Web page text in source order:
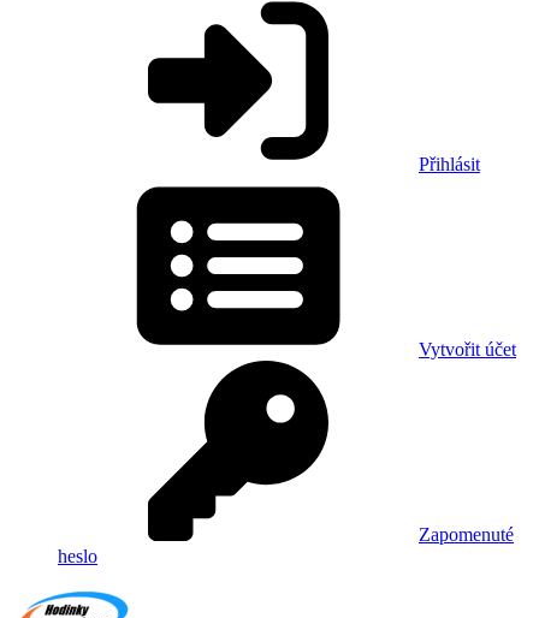
Přihlásit
Vytvořit účet
Zapomenuté
heslo